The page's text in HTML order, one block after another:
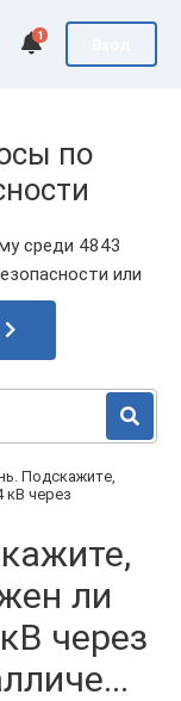
1
по
среди 4843
или
Подскажите,
кВ через
ли
через